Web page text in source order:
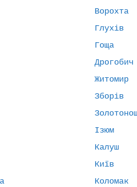
Ворохта
Глухів
Гоща
Дрогобич
Житомир
Зборів
Ізюм
Калуш
Київ
Коломак